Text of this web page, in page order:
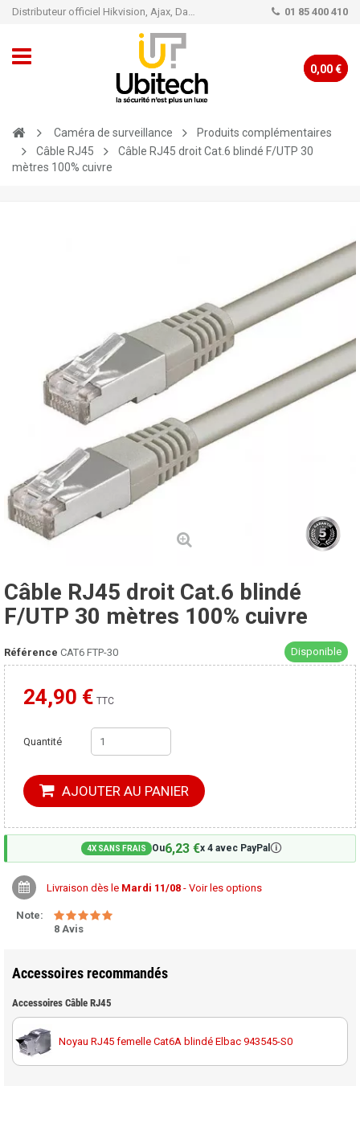
Distributeur officiel Hikvision, Ajax, Dahua, TP-Link - Caméra de vidéo surveillance - Alarme 01 85 400 410
0,00 €
Caméra de surveillance
Produits complémentaires
Câble RJ45
Câble RJ45 droit Cat.6 blindé F/UTP 30
mètres 100% cuivre
Câble RJ45 droit Cat.6 blindé
F/UTP 30 mètres 100% cuivre
Référence CAT6 FTP-30 Disponible
24,90 € TTC
Moins cher ailleurs ?
Quantité
AJOUTER AU PANIER
4X SANS FRAIS Ou6,23 €x 4 avec PayPal🛈
Livraison dès le Mardi 11/08 - Voir les options
Note:
8 Avis
Accessoires recommandés
Accessoires Câble RJ45
Noyau RJ45 femelle Cat6A blindé Elbac 943545-S0